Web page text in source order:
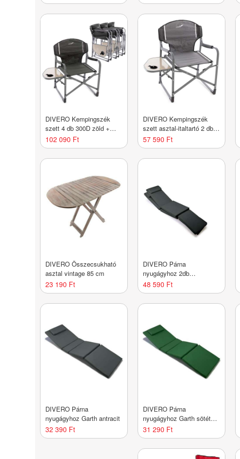
DIVERO Kempingszék
szett 4 db 300D zöld +
asztal
102 090 Ft
DIVERO Kempingszék
szett asztal-italtartó 2 db
világosszürke
57 590 Ft
DIVERO Összecsukható
asztal vintage 85 cm
23 190 Ft
DIVERO Párna
nyugágyhoz 2db
FLORENTINE antracit
48 590 Ft
DIVERO Párna
nyugágyhoz Garth antracit
32 390 Ft
DIVERO Párna
nyugágyhoz Garth sötét
zöld
31 290 Ft